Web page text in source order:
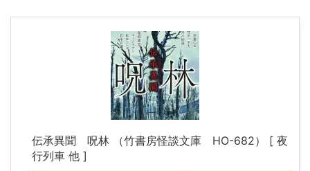
伝承異聞 呪林 （竹書房怪談文庫 HO-682） [ 夜
行列車 他 ]